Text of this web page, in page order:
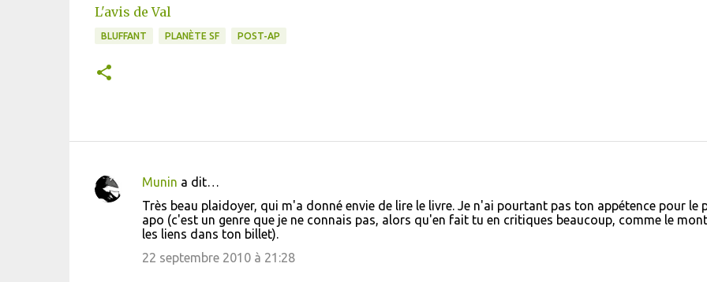
L'avis de Val
BLUFFANT PLANÈTE SF POST-AP
C
Munin a dit…
Très beau plaidoyer, qui m'a donné envie de lire le livre. Je n'ai pourtant pas ton appétence pour le
apo (c'est un genre que je ne connais pas, alors qu'en fait tu en critiques beaucoup, comme le
les liens dans ton billet).
22 septembre 2010 à 21:28